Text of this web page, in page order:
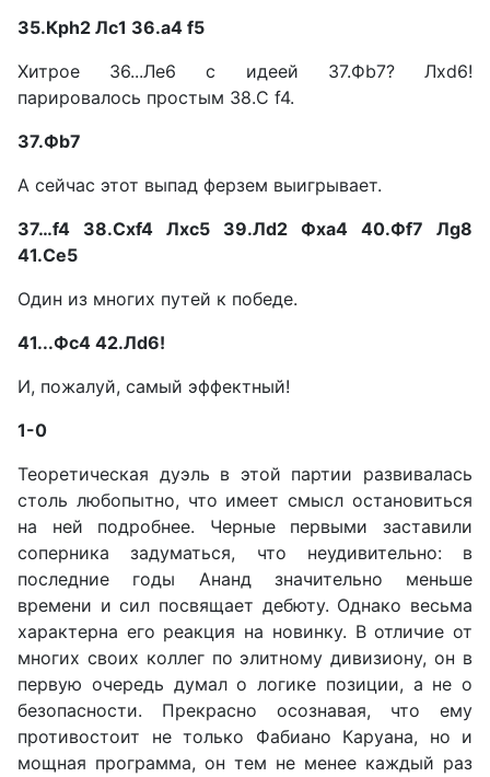
35.Крh2 Лс1 36.а4 f5
Хитрое 36...Ле6 с идеей 37.Фb7? Лxd6!
парировалось простым 38.С f4.
37.Фb7
А сейчас этот выпад ферзем выигрывает.
37…f4 38.Сxf4 Лхс5 39.Лd2 Фха4 40.Фf7 Лg8
41.Се5
Один из многих путей к победе.
41...Фс4 42.Лd6!
И, пожалуй, самый эффектный!
1-0
Теоретическая дуэль в этой партии развивалась
столь любопытно, что имеет смысл остановиться
на ней подробнее. Черные первыми заставили
соперника задуматься, что неудивительно: в
последние годы Ананд значительно меньше
времени и сил посвящает дебюту. Однако весьма
характерна его реакция на новинку. В отличие от
многих своих коллег по элитному дивизиону, он в
первую очередь думал о логике позиции, а не о
безопасности. Прекрасно осознавая, что ему
противостоит не только Фабиано Каруана, но и
мощная программа, он тем не менее каждый раз